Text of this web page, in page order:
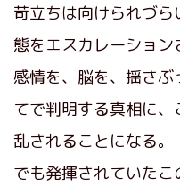
苛立ちは向けられづ
態をエスカレーショ
感情を、脳を、揺さ
てで判明する真相に
乱されることになる。
でも発揮されていた